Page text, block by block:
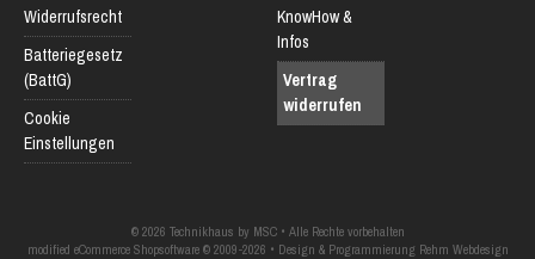
Widerrufsrecht
Batteriegesetz
(BattG)
Cookie
Einstellungen
KnowHow &
Infos
Vertrag
widerrufen
© 2026 Technikhaus by MSC • Alle Rechte vorbehalten
modified eCommerce Shopsoftware © 2009-2026 • Design & Programmierung Rehm Webdesign